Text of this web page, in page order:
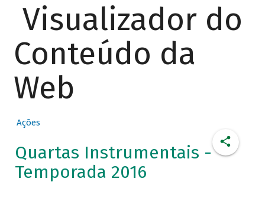
Visualizador do
Conteúdo da
Web
Ações
Quartas Instrumentais -
Temporada 2016